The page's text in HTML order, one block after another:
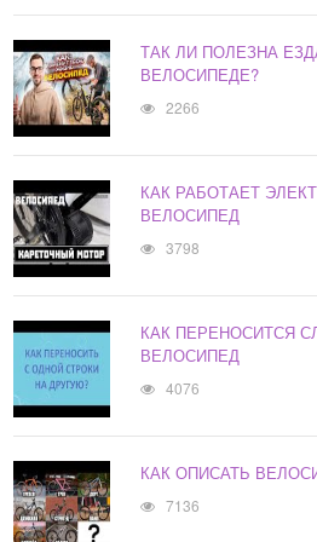
ТАК ЛИ ПОЛЕЗНА
ВЕЛОСИПЕДЕ?
2266
КАК РАБОТАЕТ
ВЕЛОСИПЕД
3798
КАК ПЕРЕНОСИТСЯ
ВЕЛОСИПЕД
4076
КАК ОПИСАТЬ
7136